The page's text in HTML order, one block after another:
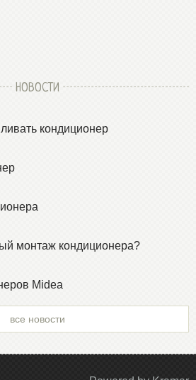
НОВОСТИ
кондиционер
монтаж кондиционера?
Midea
все новости